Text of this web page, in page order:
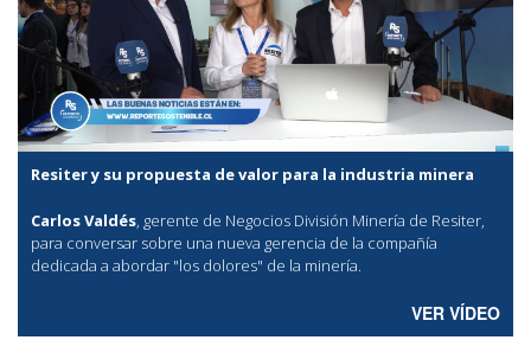
Resiter y su propuesta de valor para la industria minera
Carlos Valdés, gerente de Negocios División Minería de Resiter,
para conversar sobre una nueva gerencia de la compañía
dedicada a abordar "los dolores" de la minería.
VER VÍDEO